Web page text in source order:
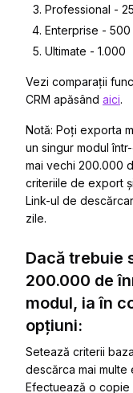
Professional -
Enterprise - 500
Ultimate - 1.000
Vezi comparații
CRM apăsând aici.
Notă: Poți exporta
un singur modul
mai vechi 200.000
criteriile de export
Link-ul de
zile.
Dacă trebuie
200.000 de
modul, ia în
opțiuni:
Setează criterii
descărca mai multe
Efectuează o